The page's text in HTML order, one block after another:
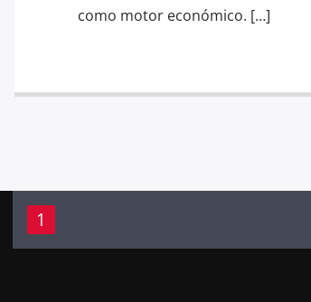
como motor económico. […]
1